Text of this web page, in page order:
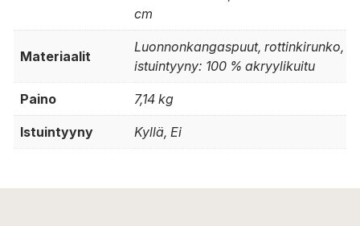
cm
Materiaalit
Luonnonkangaspuut, rottinkirunko,
istuintyyny: 100 % akryylikuitu
Paino 7,14 kg
Istuintyyny Kyllä, Ei